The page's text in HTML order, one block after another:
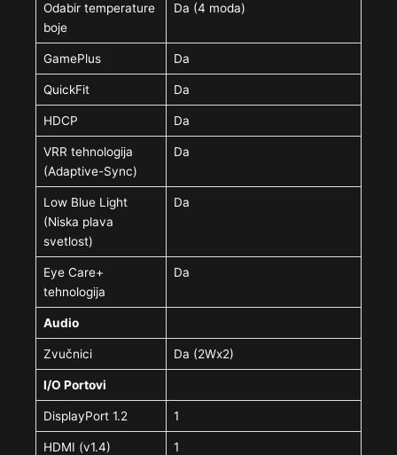
Odabir temperature
boje
Da (4 moda)
GamePlus Da
QuickFit Da
HDCP Da
VRR tehnologija
(Adaptive-Sync)
Da
Low Blue Light
(Niska plava
svetlost)
Da
Eye Care+
tehnologija
Da
Audio
Zvučnici Da (2Wx2)
I/O Portovi
DisplayPort 1.2 1
HDMI (v1.4) 1